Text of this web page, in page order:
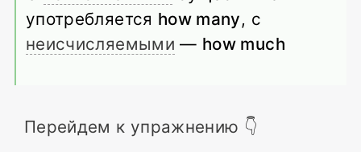
употребляется how many, с
неисчисляемыми — how much
Перейдем к упражнению 👇